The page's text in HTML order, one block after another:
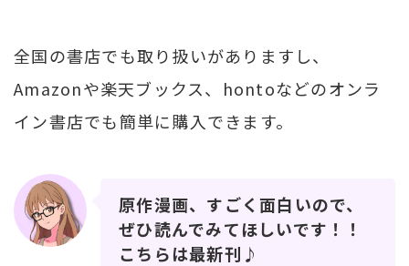
全国の書店でも取り扱いがありますし、
Amazonや楽天ブックス、hontoなどのオンラ
イン書店でも簡単に購入できます。
原作漫画、すごく面白いので、
ぜひ読んでみてほしいです！！
こちらは最新刊♪